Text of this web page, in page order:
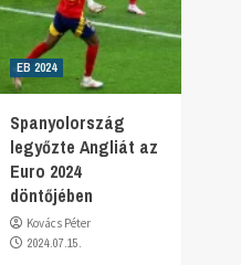
EB 2024
Spanyolország
legyőzte Angliát az
Euro 2024
döntőjében
Kovács Péter
2024.07.15.